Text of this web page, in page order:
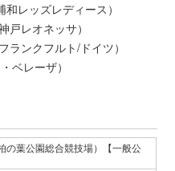
レッズレディース）
レオネッサ）
ンクフルト/ドイツ）
レーザ）
の葉公園総合競技場）【一般公